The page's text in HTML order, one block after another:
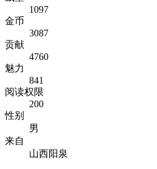
1097
金币
3087
贡献
4760
魅力
841
阅读权限
200
性别
男
来自
山西阳泉